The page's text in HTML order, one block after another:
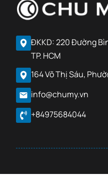
ĐKKD: 220 Đường
TP. HCM
164 Võ Thị Sáu,
info@chumy.vn
+84975684044